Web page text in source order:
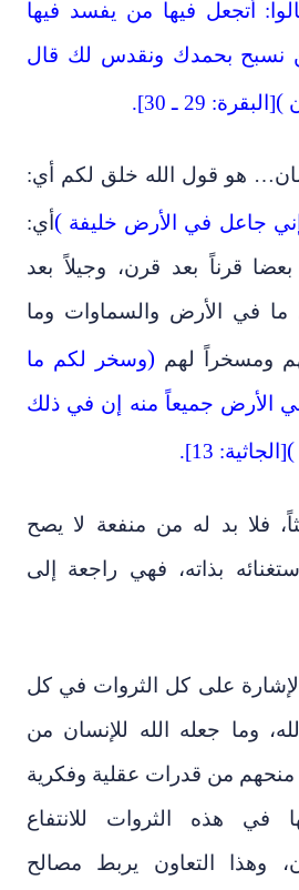
أتجعل فيها من يفسد فيها
نسبح بحمدك ونقدس لك قال
([البقرة: 29 ـ 30].
هو قول الله خلق لكم أي:
إني جاعل في الأرض خليفة ( أي:
قرناً بعد قرن، وجيلاً بعد
ما في الأرض والسماوات وما
ومسخراً لهم )وسخر لكم ما
الأرض جميعاً منه إن في ذلك
([الجاثية: 13].
فلا بد له من منفعة لا يصح
بذاته، فهي راجعة إلى
على كل الثروات في كل
وما جعله الله للإنسان من
منحهم من قدرات عقلية وفكرية
في هذه الثروات للانتفاع
وهذا التعاون يربط مصالح